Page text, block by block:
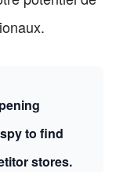
to find
stores.